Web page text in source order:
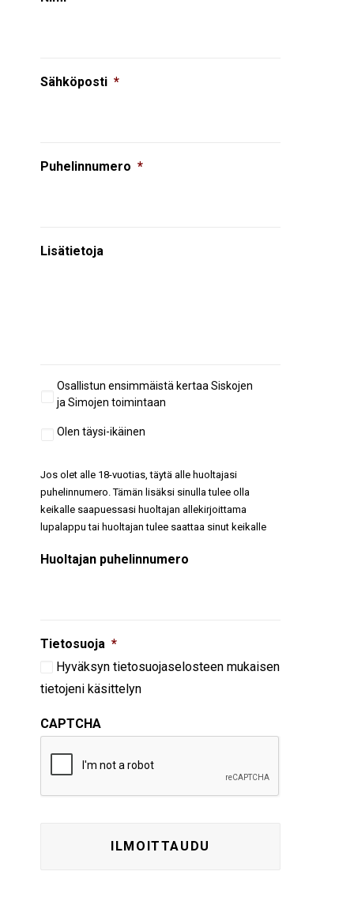
Sähköposti *
Puhelinnumero *
Lisätietoja
Aiempi
osallistuminen
Osallistun ensimmäistä kertaa Siskojen
ja Simojen toimintaan
Täysi-
Olen täysi-ikäinen
Jos olet alle 18-vuotias, täytä alle huoltajasi
puhelinnumero. Tämän lisäksi sinulla tulee olla
keikalle saapuessasi huoltajan allekirjoittama
lupalappu tai huoltajan tulee saattaa sinut keikalle
Huoltajan puhelinnumero
Tietosuoja *
Hyväksyn tietosuojaselosteen mukaisen
tietojeni käsittelyn
CAPTCHA